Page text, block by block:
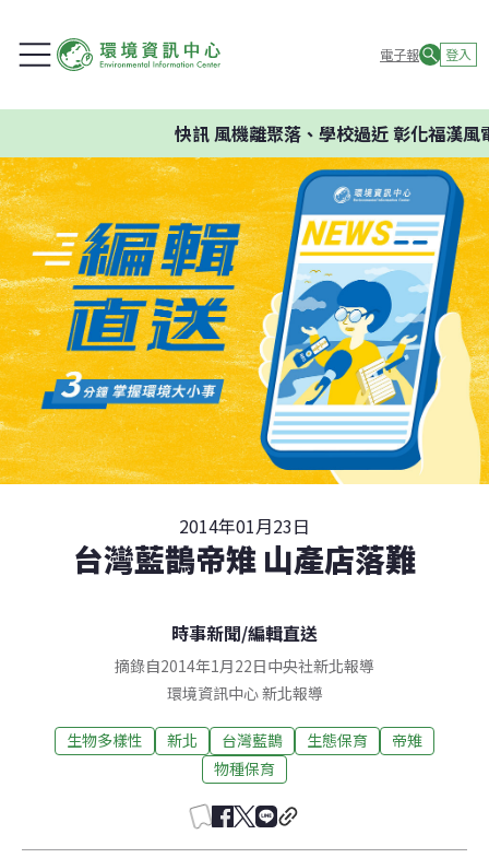
電子報 登入
快訊風機離聚落、學校過近 彰化福漢風
2014年01月23日
台灣藍鵲帝雉 山產店落難
時事新聞/編輯直送
摘錄自2014年1月22日中央社新北報導
環境資訊中心新北報導
生物多樣性 新北 台灣藍鵲 生態保育
帝雉
物種保育